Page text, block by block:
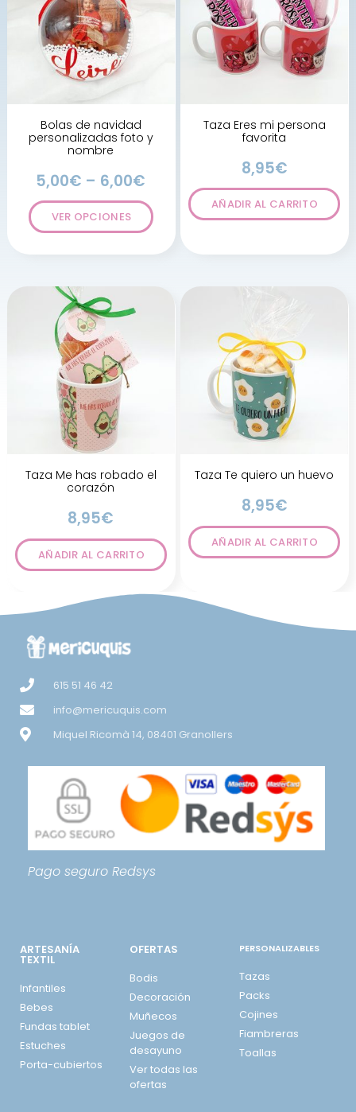
Bolas de navidad
personalizadas foto y
nombre
5,00€ – 6,00€
VER OPCIONES
Taza Eres mi persona
favorita
8,95€
AÑADIR AL CARRITO
Taza Me has robado el
corazón
8,95€
AÑADIR AL CARRITO
Taza Te quiero un huevo
8,95€
AÑADIR AL CARRITO
615 51 46 42
info@mericuquis.com
Miquel Ricomà 14, 08401 Granollers
Pago seguro Redsys
ARTESANÍA
TEXTIL
Infantiles
Bebes
Fundas tablet
Estuches
Porta-cubiertos
OFERTAS
Bodis
Decoración
Muñecos
Juegos de
desayuno
Ver todas las
ofertas
PERSONALIZABLES
Tazas
Packs
Cojines
Fiambreras
Toallas